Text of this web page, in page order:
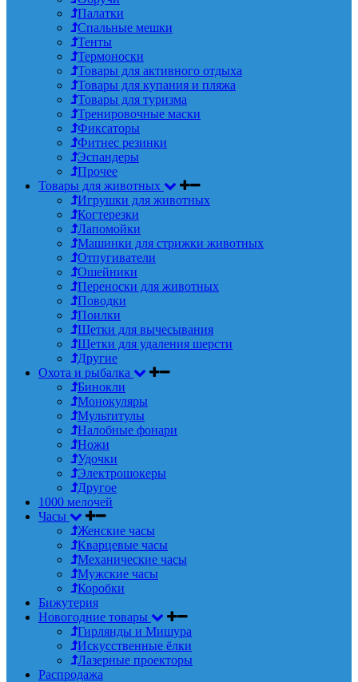
Палатки
Спальные мешки
Тенты
Термоноски
Товары для активного отдыха
Товары для купания и пляжа
Товары для туризма
Тренировочные маски
Фиксаторы
Фитнес резинки
Эспандеры
Прочее
Товары для животных
Игрушки для животных
Когтерезки
Лапомойки
Машинки для стрижки животных
Отпугиватели
Ошейники
Переноски для животных
Поводки
Поилки
Щетки для вычесывания
Щетки для удаления шерсти
Другие
Охота и рыбалка
Бинокли
Монокуляры
Мультитулы
Налобные фонари
Ножи
Удочки
Электрошокеры
Другое
1000 мелочей
Часы
Женские часы
Кварцевые часы
Механические часы
Мужские часы
Коробки
Бижутерия
Новогодние товары
Гирлянды и Мишура
Искусственные ёлки
Лазерные проекторы
Распродажа